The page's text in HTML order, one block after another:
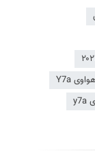
هواوی Y7a